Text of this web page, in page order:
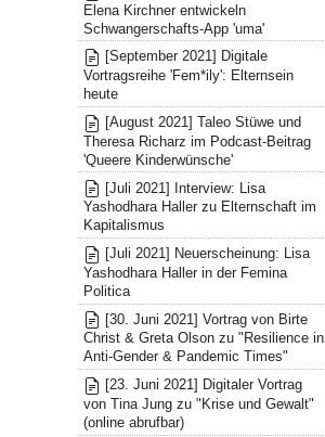
Elena Kirchner entwickeln
Schwangerschafts-App 'uma'
[September 2021] Digitale
Vortragsreihe 'Fem*ily': Elternsein
heute
[August 2021] Taleo Stüwe und
Theresa Richarz im Podcast-Beitrag
'Queere Kinderwünsche'
[Juli 2021] Interview: Lisa
Yashodhara Haller zu Elternschaft im
Kapitalismus
[Juli 2021] Neuerscheinung: Lisa
Yashodhara Haller in der Femina
Politica
[30. Juni 2021] Vortrag von Birte
Christ & Greta Olson zu "Resilience in
Anti-Gender & Pandemic Times"
[23. Juni 2021] Digitaler Vortrag
von Tina Jung zu "Krise und Gewalt"
(online abrufbar)